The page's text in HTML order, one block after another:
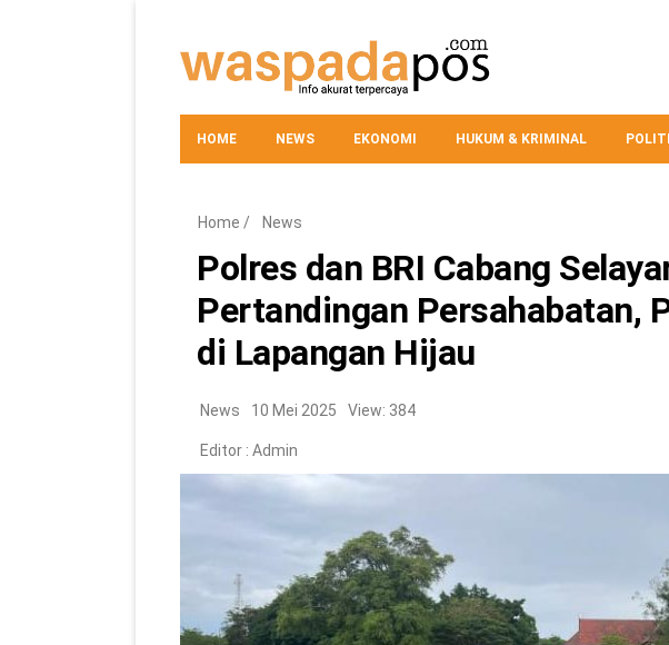
HOME NEWS EKONOMI HUKUM & KRIMINAL
Home / News
Polres dan BRI Cabang
Pertandingan Persahabatan,
di Lapangan Hijau
News 10 Mei 2025 View: 384
Editor : Admin